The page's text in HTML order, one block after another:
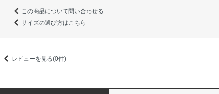
この商品について問い合わせる
サイズの選び方はこちら
レビューを見る(0件)